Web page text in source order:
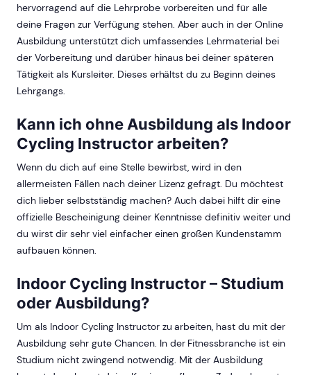
hervorragend auf die Lehrprobe vorbereiten und für alle
deine Fragen zur Verfügung stehen. Aber auch in der Online
Ausbildung unterstützt dich umfassendes Lehrmaterial bei
der Vorbereitung und darüber hinaus bei deiner späteren
Tätigkeit als Kursleiter. Dieses erhältst du zu Beginn deines
Lehrgangs.
Kann ich ohne Ausbildung als Indoor
Cycling Instructor arbeiten?
Wenn du dich auf eine Stelle bewirbst, wird in den
allermeisten Fällen nach deiner Lizenz gefragt. Du möchtest
dich lieber selbstständig machen? Auch dabei hilft dir eine
offizielle Bescheinigung deiner Kenntnisse definitiv weiter und
du wirst dir sehr viel einfacher einen großen Kundenstamm
aufbauen können.
Indoor Cycling Instructor – Studium
oder Ausbildung?
Um als Indoor Cycling Instructor zu arbeiten, hast du mit der
Ausbildung sehr gute Chancen. In der Fitnessbranche ist ein
Studium nicht zwingend notwendig. Mit der Ausbildung